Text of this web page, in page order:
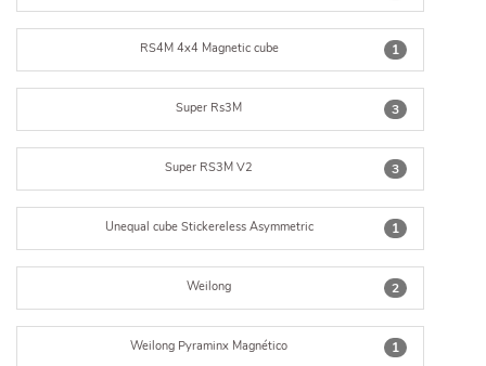
1
RS4M 4x4 Magnetic cube
3
Super Rs3M
3
Super RS3M V2
1
Unequal cube Stickereless Asymmetric
2
Weilong
1
Weilong Pyraminx Magnético